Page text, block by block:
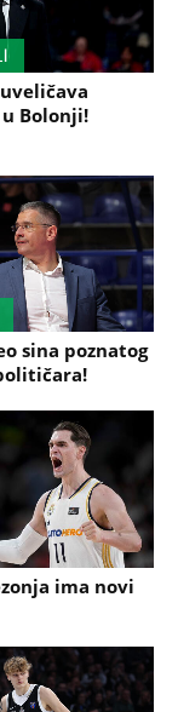
Bolonji!
sina poznatog
ima novi